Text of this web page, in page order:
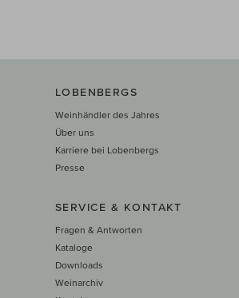
LOBENBERGS
Weinhändler des Jahres
Über uns
Karriere bei Lobenbergs
Presse
SERVICE & KONTAKT
Fragen & Antworten
Kataloge
Downloads
Weinarchiv